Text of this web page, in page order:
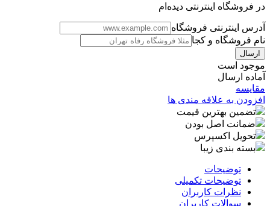
در فروشگاه اینترنتی دیده‌ام
آدرس اینترنتی فروشگاه
نام فروشگاه و کجا
موجود است
آماده ارسال
مقایسه
افزودن به علاقه مندی ها
تضمین بهترین قیمت
ضمانت اصل بودن
تحویل اکسپرس
بسته بندی زیبا
توضیحات
توضیحات تکمیلی
نظرات کاربران
سوالات کاربران